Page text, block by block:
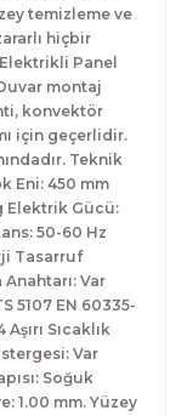
temizleme ve
hiçbir
Panel
montaj
konvektör
için geçerlidir.
Teknik
Eni: 450 mm
Elektrik Gücü:
50-60 Hz
Tasarruf
Var
5107 EN 60335-
Sıcaklık
Var
Soğuk
1.00 mm. Yüzey